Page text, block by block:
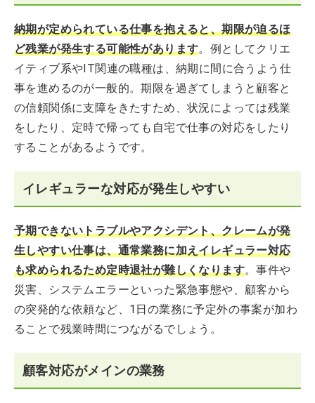
納期が定められている仕事を抱えると、期限が迫るほ
ど残業が発生する可能性があります。例としてクリエ
イティブ系やIT関連の職種は、納期に間に合うよう仕
事を進めるのが一般的。期限を過ぎてしまうと顧客と
の信頼関係に支障をきたすため、状況によっては残業
をしたり、定時で帰っても自宅で仕事の対応をしたり
することがあるようです。
イレギュラーな対応が発生しやすい
予期できないトラブルやアクシデント、クレームが発
生しやすい仕事は、通常業務に加えイレギュラー対応
も求められるため定時退社が難しくなります。事件や
災害、システムエラーといった緊急事態や、顧客から
の突発的な依頼など、1日の業務に予定外の事案が加わ
ることで残業時間につながるでしょう。
顧客対応がメインの業務